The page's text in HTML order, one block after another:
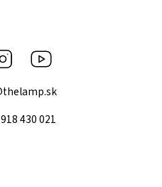
Instagram
thelamp.sk
430 021